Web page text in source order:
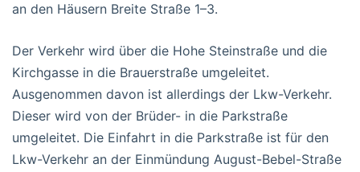
an den Häusern Breite Straße 1–3.
Der Verkehr wird über die Hohe Steinstraße und die
Kirchgasse in die Brauerstraße umgeleitet.
Ausgenommen davon ist allerdings der Lkw-Verkehr.
Dieser wird von der Brüder- in die Parkstraße
umgeleitet. Die Einfahrt in die Parkstraße ist für den
Lkw-Verkehr an der Einmündung August-Bebel-Straße